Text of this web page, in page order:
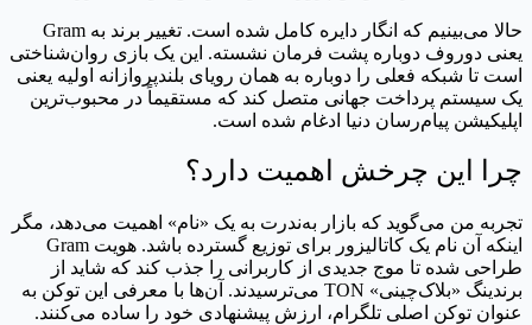
حالا می‌بینیم که انگار دایره کامل شده است. تغییر برند به Gram
یعنی دوروف دوباره پشت فرمان نشسته. این یک بازی روان‌شناختی
است تا شبکه فعلی را دوباره به همان رویای بلندپروازانه اولیه یعنی
یک سیستم پرداخت جهانی متصل کند که مستقیماً در محبوب‌ترین
اپلیکیشن پیام‌رسان دنیا ادغام شده است.
چرا این چرخش اهمیت دارد؟
تجربه من می‌گوید که بازار به‌ندرت به یک «نام» اهمیت می‌دهد، مگر
اینکه آن نام یک کاتالیزور برای توزیع گسترده باشد. هویت Gram
طراحی شده تا موج جدیدی از کاربرانی را جذب کند که شاید از
برندینگ «بلاک‌چینی» TON می‌ترسیدند. آن‌ها با معرفی این توکن به
عنوان توکن اصلی تلگرام، ارزش پیشنهادی خود را ساده می‌کنند.